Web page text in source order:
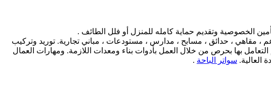
الخصوصية وتقديم حماية كامله للمنزل أو فلل الطائف .
، حدائق ، مسابح ، مدارس ، مستودعات ، مباني تجارية. توريد وتركيب
بها بحرص من خلال العمل بأدوات بناء ومعدات اللازمة. ومهارات العمال
سواتر الباحة .